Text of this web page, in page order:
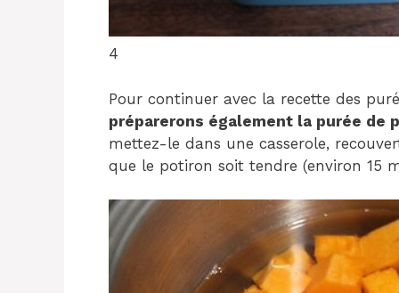
4
Pour continuer avec la recette des
préparerons également la purée de
mettez-le dans une casserole,
que le potiron soit tendre (environ 15